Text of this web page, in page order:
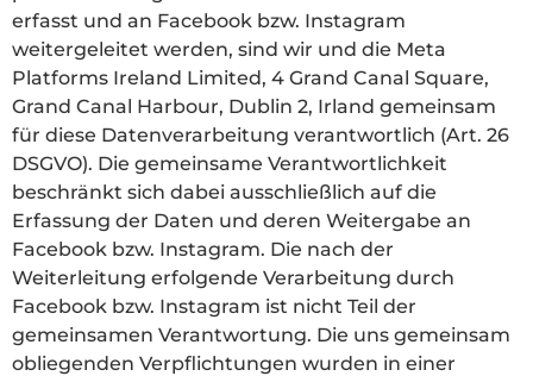
erfasst und an Facebook bzw. Instagram
weitergeleitet werden, sind wir und die Meta
Platforms Ireland Limited, 4 Grand Canal Square,
Grand Canal Harbour, Dublin 2, Irland gemeinsam
für diese Datenverarbeitung verantwortlich (Art. 26
DSGVO). Die gemeinsame Verantwortlichkeit
beschränkt sich dabei ausschließlich auf die
Erfassung der Daten und deren Weitergabe an
Facebook bzw. Instagram. Die nach der
Weiterleitung erfolgende Verarbeitung durch
Facebook bzw. Instagram ist nicht Teil der
gemeinsamen Verantwortung. Die uns gemeinsam
obliegenden Verpflichtungen wurden in einer